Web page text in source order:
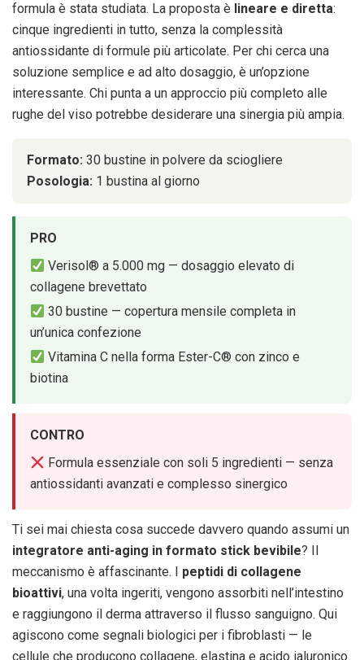
formula è stata studiata. La proposta è lineare e diretta:
cinque ingredienti in tutto, senza la complessità
antiossidante di formule più articolate. Per chi cerca una
soluzione semplice e ad alto dosaggio, è un’opzione
interessante. Chi punta a un approccio più completo alle
rughe del viso potrebbe desiderare una sinergia più ampia.
Formato: 30 bustine in polvere da sciogliere
Posologia: 1 bustina al giorno
PRO
Verisol® a 5.000 mg — dosaggio elevato di
collagene brevettato
30 bustine — copertura mensile completa in
un’unica confezione
Vitamina C nella forma Ester-C® con zinco e
biotina
CONTRO
Formula essenziale con soli 5 ingredienti — senza
antiossidanti avanzati e complesso sinergico
Ti sei mai chiesta cosa succede davvero quando assumi un
integratore anti-aging in formato stick bevibile? Il
meccanismo è affascinante. I peptidi di collagene
bioattivi, una volta ingeriti, vengono assorbiti nell’intestino
e raggiungono il derma attraverso il flusso sanguigno. Qui
agiscono come segnali biologici per i fibroblasti — le
cellule che producono collagene, elastina e acido ialuronico.